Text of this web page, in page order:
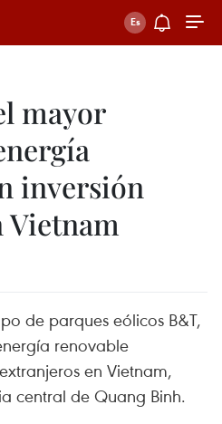
mayor
inversión
Vietnam
de parques eólicos B&T,
renovable
en Vietnam,
central de Quang Binh.